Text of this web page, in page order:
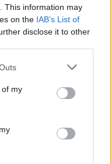
This information may
on the IAB’s List of
disclose it to other
one or more Google
You may click to
its third-party tags to
in below Google
of my